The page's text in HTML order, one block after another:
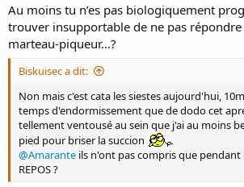
Au moins tu n’es pas biologiquement
trouver insupportable de ne pas
marteau-piqueur…?
Biskuisec a dit:
Non mais c'est cata les siestes aujourd'hui,
temps d'endormissement que de dodo cet
tellement ventousé au sein que j'ai au moins
pied pour briser la succion
@Amarante ils n'ont pas compris que pendant
REPOS ?